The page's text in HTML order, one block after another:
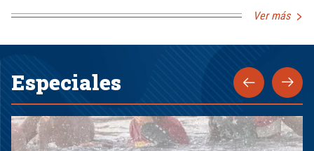
Ver más
Especiales